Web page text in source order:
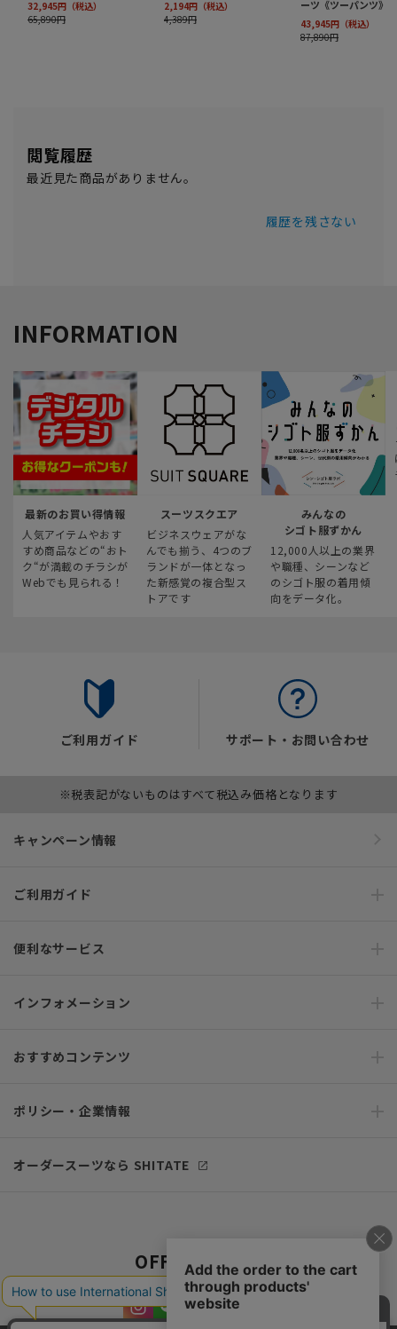
閲覧履歴
最近見た商品がありません。
履歴を残さない
INFORMATION
最新のお買い得情報
人気アイテムやおす
すめ商品などの“おト
ク“が満載のチラシが
Webでも見られる！
スーツスクエア
ビジネスウェアがな
んでも揃う、4つのブ
ランドが一体となっ
た新感覚の複合型ス
トアです
みんなの
シゴト服ずかん
12,000人以上の業界
や職種、シーンなど
のシゴト服の着用傾
向をデータ化。
ご利用ガイド サポート・お問い合わせ
※税表記がないものはすべて税込み価格となります
キャンペーン情報
ご利用ガイド
便利なサービス
インフォメーション
おすすめコンテンツ
ポリシー・企業情報
オーダースーツなら SHITATE
OFFICIAL SNS